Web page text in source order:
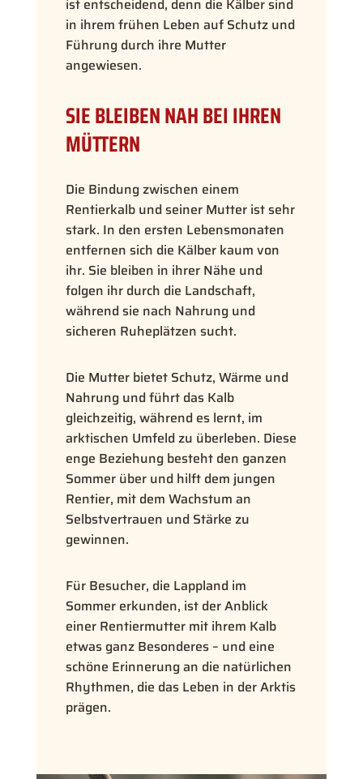
ist entscheidend, denn die Kälber sind
in ihrem frühen Leben auf Schutz und
Führung durch ihre Mutter
angewiesen.
SIE BLEIBEN NAH BEI IHREN
MÜTTERN
Die Bindung zwischen einem
Rentierkalb und seiner Mutter ist sehr
stark. In den ersten Lebensmonaten
entfernen sich die Kälber kaum von
ihr. Sie bleiben in ihrer Nähe und
folgen ihr durch die Landschaft,
während sie nach Nahrung und
sicheren Ruheplätzen sucht.
Die Mutter bietet Schutz, Wärme und
Nahrung und führt das Kalb
gleichzeitig, während es lernt, im
arktischen Umfeld zu überleben. Diese
enge Beziehung besteht den ganzen
Sommer über und hilft dem jungen
Rentier, mit dem Wachstum an
Selbstvertrauen und Stärke zu
gewinnen.
Für Besucher, die Lappland im
Sommer erkunden, ist der Anblick
einer Rentiermutter mit ihrem Kalb
etwas ganz Besonderes – und eine
schöne Erinnerung an die natürlichen
Rhythmen, die das Leben in der Arktis
prägen.